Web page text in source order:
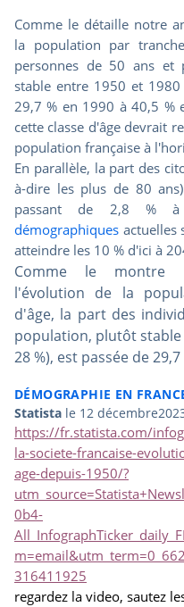
Comme le détaille notre
la population par
personnes de 50 ans et
stable entre 1950 et
29,7 % en 1990 à 40,5 %
cette classe d'âge devrait
population française à
En parallèle, la part des
à-dire les plus de 80
passant de 2,8 %
démographiques actuelles
atteindre les 10 % d'ici à
Comme le montre
l'évolution de la
d'âge, la part des
population, plutôt
28 %), est passée de
DÉMOGRAPHIE EN
Statista le 12
https://fr.statista.com/
la-societe-francaise-
age-depuis-1950/?
0b4-
316411925
regardez la video, sautez